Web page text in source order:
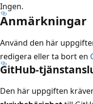
Ingen.
Anmärkningar
Använd den här
redigera eller ta bort en
GitHub-
Den här uppgiften